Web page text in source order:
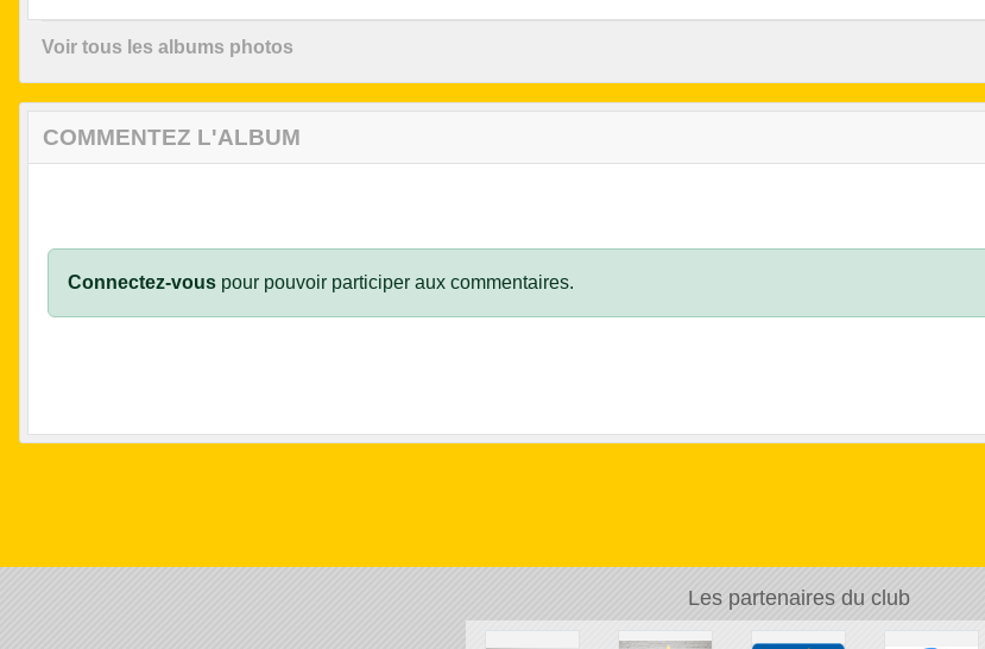
Voir tous les albums photos
COMMENTEZ L'ALBUM
Connectez-vous pour pouvoir participer aux commentaires.
Les partenaires du club